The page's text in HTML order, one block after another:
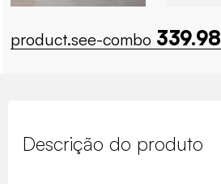
product.see-combo 339.98
Descrição do produto